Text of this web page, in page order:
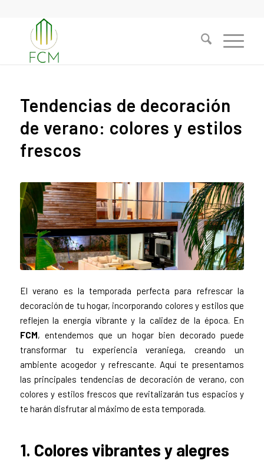
Tendencias de decoración
de verano: colores y estilos
frescos
El verano es la temporada perfecta para refrescar la
decoración de tu hogar, incorporando colores y estilos que
reflejen la energía vibrante y la calidez de la época. En
FCM, entendemos que un hogar bien decorado puede
transformar tu experiencia veraniega, creando un
ambiente acogedor y refrescante. Aquí te presentamos
las principales tendencias de decoración de verano, con
colores y estilos frescos que revitalizarán tus espacios y
te harán disfrutar al máximo de esta temporada.
1. Colores vibrantes y alegres